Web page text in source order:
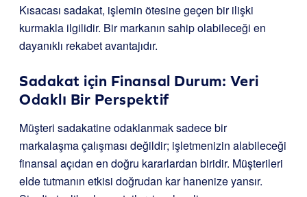
Kısacası sadakat, işlemin ötesine geçen bir ilişki
kurmakla ilgilidir. Bir markanın sahip olabileceği en
dayanıklı rekabet avantajıdır.
Sadakat için Finansal Durum: Veri
Odaklı Bir Perspektif
Müşteri sadakatine odaklanmak sadece bir
markalaşma çalışması değildir; işletmenizin alabileceği
finansal açıdan en doğru kararlardan biridir. Müşterileri
elde tutmanın etkisi doğrudan kar hanenize yansır.